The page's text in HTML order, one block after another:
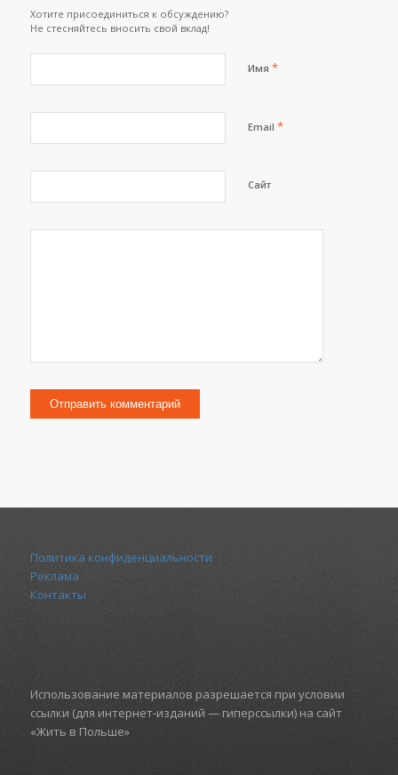
Хотите присоединиться к обсуждению?
Не стесняйтесь вносить свой вклад!
Имя *
Email *
Сайт
Политика конфиденциальности
Реклама
Контакты
Использование материалов разрешается при условии
ссылки (для интернет-изданий — гиперссылки) на сайт
«Жить в Польше»